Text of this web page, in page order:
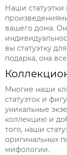
Наши
вашего дома.
вы статуэтку
подарка, она
Многие наши
статуэток и
уникальные
коллекцию и
того, наши
оригинальных
мифологии.